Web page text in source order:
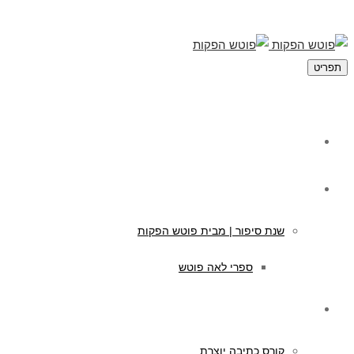
תפריט
שנת סיפור | מבית פוטש הפקות
ספרי לאה פוטש
קורס כתיבה יוצרת